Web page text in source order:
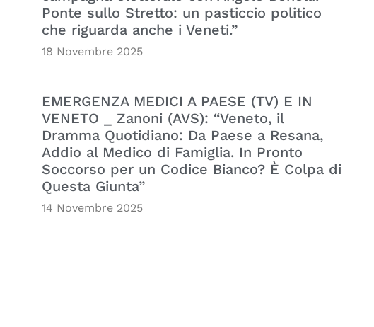
Ponte sullo Stretto: un pasticcio politico
che riguarda anche i Veneti.”
18 Novembre 2025
EMERGENZA MEDICI A PAESE (TV) E IN
VENETO _ Zanoni (AVS): “Veneto, il
Dramma Quotidiano: Da Paese a Resana,
Addio al Medico di Famiglia. In Pronto
Soccorso per un Codice Bianco? È Colpa di
Questa Giunta”
14 Novembre 2025